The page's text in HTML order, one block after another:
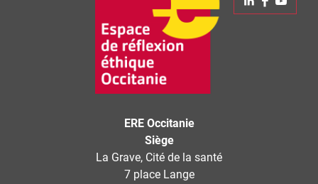
ERE Occitanie
Siège
La Grave, Cité de la santé
7 place Lange